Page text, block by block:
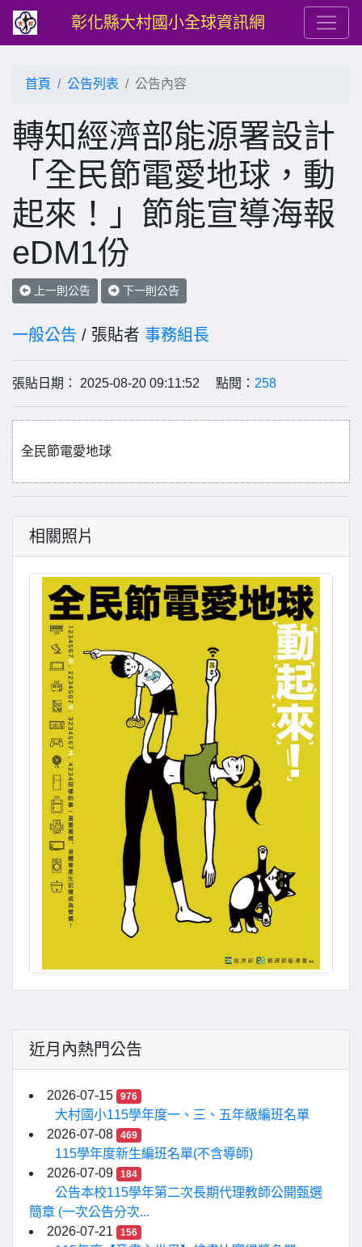
彰化縣大村國小全球資訊網
首頁 公告列表 公告內容
轉知經濟部能源署設計
「全民節電愛地球，動
起來！」節能宣導海報
eDM1份
上一則公告 下一則公告
一般公告 / 張貼者 事務組長
張貼日期： 2025-08-20 09:11:52 點閱： 258
全民節電愛地球
相關照片
近月內熱門公告
2026-07-15 976
大村國小115學年度一、三、五年級編班名單
2026-07-08
469
115學年度新生編班名單(不含導師)
2026-07-09
184
公告本校115學年第二次長期代理教師公開甄選
簡章 (一次公告分次...
2026-07-21
156